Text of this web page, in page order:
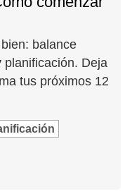
balance
planificación. Deja
tus próximos 12